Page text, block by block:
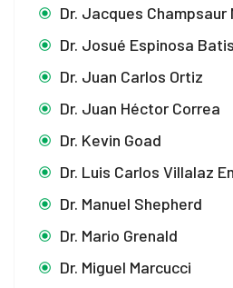
Dr. Jacques Champsaur
Dr. Josué Espinosa
Dr. Juan Carlos Ortiz
Dr. Juan Héctor Correa
Dr. Kevin Goad
Dr. Luis Carlos Villalaz
Dr. Manuel Shepherd
Dr. Mario Grenald
Dr. Miguel Marcucci